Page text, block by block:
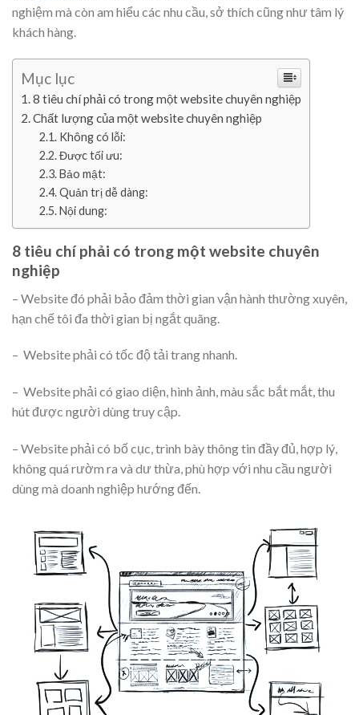
nghiệm mà còn am hiểu các nhu cầu, sở thích cũng như tâm lý
khách hàng.
Mục lục
8 tiêu chí phải có trong một website chuyên nghiệp
Chất lượng của một website chuyên nghiệp
Không có lỗi:
Được tối ưu:
Bảo mật:
Quản trị dễ dàng:
Nội dung:
8 tiêu chí phải có trong một website chuyên
nghiệp
– Website đó phải bảo đảm thời gian vận hành thường xuyên,
hạn chế tôi đa thời gian bị ngắt quãng.
– Website phải có tốc độ tải trang nhanh.
– Website phải có giao diện, hình ảnh, màu sắc bắt mắt, thu
hút được người dùng truy cập.
– Website phải có bố cục, trình bày thông tin đầy đủ, hợp lý,
không quá rườm ra và dư thừa, phù hợp với nhu cầu người
dùng mà doanh nghiệp hướng đến.